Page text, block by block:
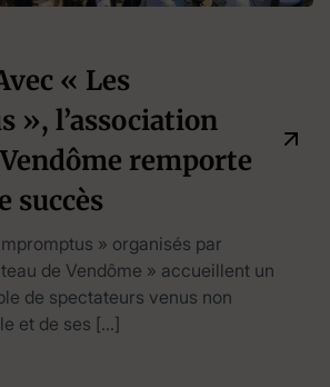
« Les
», l’association
remporte
succès
» organisés par
de Vendôme » accueillent un
de spectateurs venus non
et de ses […]